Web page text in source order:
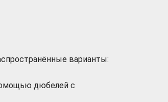
варианты:
дюбелей с